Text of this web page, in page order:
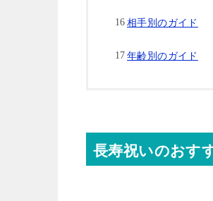
相手別のガイド
年齢別のガイド
長寿祝いのおす